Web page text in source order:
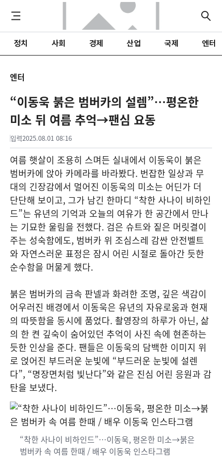
정치 사회 경제 산업 국제 엔터
엔터
“이동욱 붉은 범버카의 설렘”…평온한
미소 뒤 여름 추억→팬심 요동
입력2025.08.01 08:16
여름 햇살이 조용히 스며든 실내에서 이동욱이 붉은
범버카에 앉아 카메라를 바라봤다. 번잡한 일상과 무
대의 긴장감에서 멀어진 이동욱의 미소는 어딘가 더
단단해 보이고, 그가 남긴 한마디 “착한 사나이 비하인
드”는 유년의 기억과 오늘의 여유가 한 공간에서 만나
는 기묘한 울림을 전했다. 검은 슈트와 짙은 머릿결이
주는 성숙함에도, 범버카 위 조심스레 감싼 안전벨트
와 자연스러운 표정은 잠시 어린 시절로 돌아간 듯한
순수함을 머물게 했다.
붉은 범버카의 금속 판넬과 화려한 조명, 깊은 색감이
어우러진 배경에서 이동욱은 유년의 자유로움과 현재
의 따뜻함을 동시에 품었다. 촬영장의 하루가 아닌, 삶
의 한 켠 깊숙이 숨어있던 추억이 사진 속에 현존하는
듯한 인상을 준다. 팬들은 이동욱의 담백한 이미지 위
로 얹어진 부드러운 눈빛에 “부드러운 눈빛에 설렌
다”, “명장면처럼 빛난다”와 같은 진심 어린 응원과 감
탄을 보냈다.
“착한 사나이 비하인드”…이동욱, 평온한 미소→붉은
범버카 속 여름 한때 / 배우 이동욱 인스타그램